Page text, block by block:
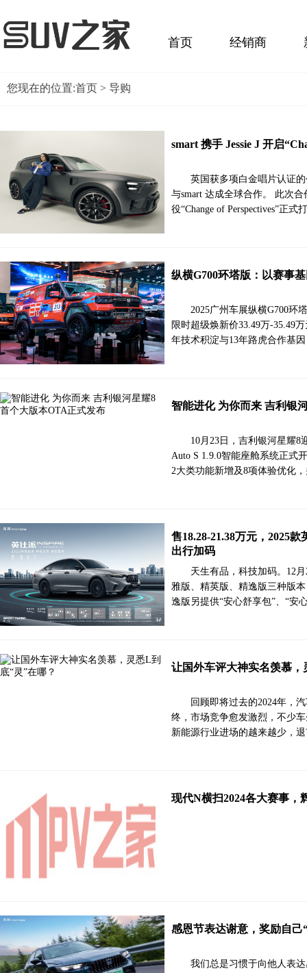
首页 经销商
您现在的位置:首页 > 导购
smart 携手 Jessie J 开启
英国获多项白金唱片认证的
与smart 达成全球合作。 此次
役“Change of Perspectives”正
纵横G700环塔版：以赛事
2025广州车展纵横G700环
限时超级焕新价33.49万-35.49
年技术积淀与13年路虎合作基
智能进化 为你而来 吉利银
10月23日，吉利银河星耀8
Auto S 1.9.0智能座舱系统正式
2大类功能新增及8项体验优化
售18.28-21.38万元，2025
出行加码
天生有品，科技加码。12
雅版、精英版、精逸版三种版
逸版另提供“安心舒享包”、“
让国外车评大神实名羡慕
回顾即将过去的2024年，
终，市场竞争愈发激烈，不少
新能源行业进场的越来越少，
现代N横扫2024各大赛事，
感恩节表达谢意，奖励自己
我们总是习惯于向他人表